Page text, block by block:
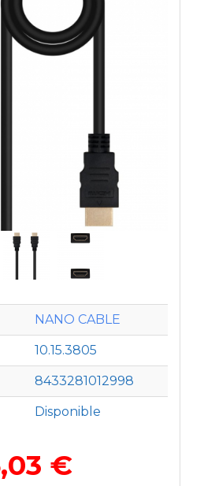
NANO CABLE
10.15.3805
8433281012998
Disponible
€